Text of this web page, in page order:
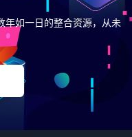
年如一日的整合资源，从未